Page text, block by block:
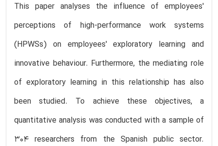
This paper analyses the influence of employees'
perceptions of high-performance work systems
(HPWSs) on employees' exploratory learning and
innovative behaviour. Furthermore, the mediating role
of exploratory learning in this relationship has also
been studied. To achieve these objectives, a
quantitative analysis was conducted with a sample of
304 researchers from the Spanish public sector.